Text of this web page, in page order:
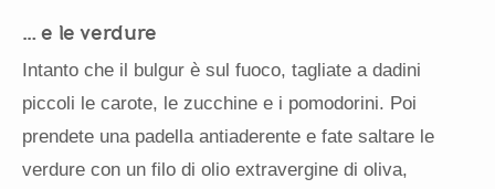
… e le verdure
Intanto che il bulgur è sul fuoco, tagliate a dadini
piccoli le carote, le zucchine e i pomodorini. Poi
prendete una padella antiaderente e fate saltare le
verdure con un filo di olio extravergine di oliva,